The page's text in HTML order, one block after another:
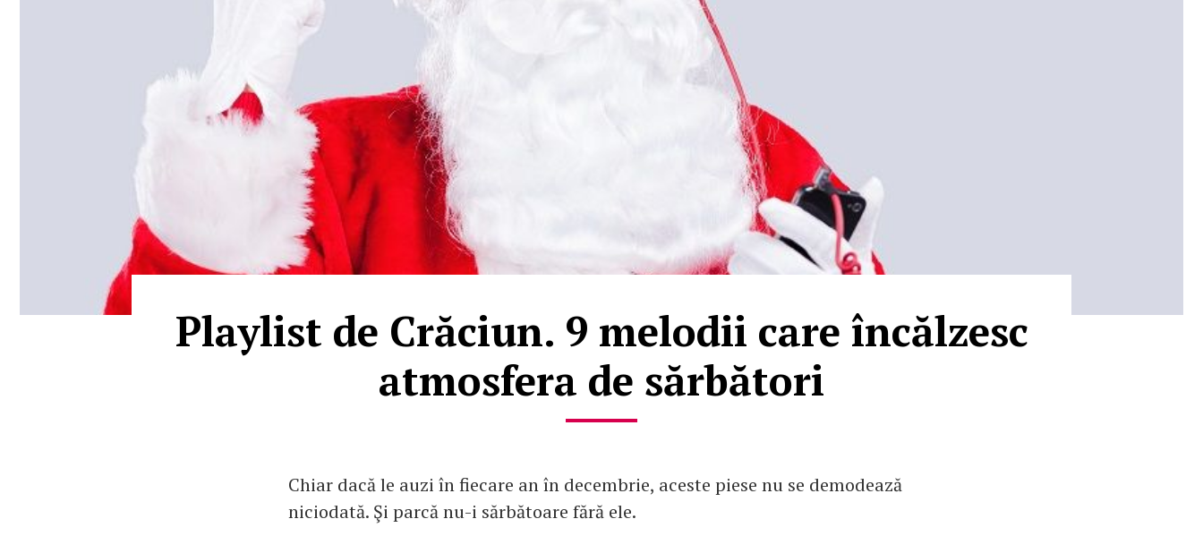
Playlist de Crăciun. 9 melodii care încălzesc
atmosfera de sărbători
Chiar dacă le auzi în fiecare an în decembrie, aceste piese nu se demodează
niciodată. Şi parcă nu-i sărbătoare fără ele.